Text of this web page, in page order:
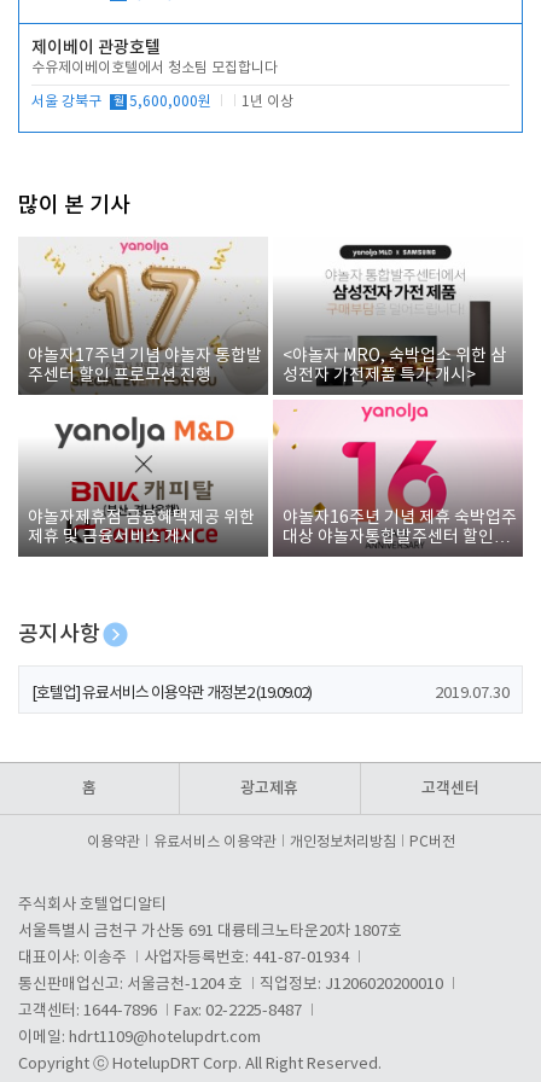
제이베이 관광호텔
수유제이베이호텔에서 청소팀 모집합니다
서울 강북구 월 5,600,000원 1년 이상
많이 본 기사
야놀자17주년 기념 야놀자 통합발
주센터 할인 프로모션 진행
<야놀자 MRO, 숙박업소 위한 삼
성전자 가전제품 특가 개시>
야놀자제휴점 금융혜택제공 위한
제휴 및 금융서비스 게시
야놀자16주년 기념 제휴 숙박업주
대상 야놀자통합발주센터 할인쿠
폰 증정
공지사항
[호텔업] 개인정보 처리방침 개정본1 (19.09.02)
[호텔업] 유료서비스 이용약관 개정본2 (19.09.02) 2019.07.30
홈 광고제휴 고객센터
이용약관 유료서비스 이용약관 개인정보처리방침 PC버전
주식회사 호텔업디알티
서울특별시 금천구 가산동 691 대륭테크노타운20차 1807호
대표이사: 이송주
사업자등록번호: 441-87-01934
통신판매업신고: 서울금천-1204 호
직업정보: J1206020200010
고객센터: 1644-7896
Fax: 02-2225-8487
이메일: hdrt1109@hotelupdrt.com
Copyright ⓒ HotelupDRT Corp. All Right Reserved.